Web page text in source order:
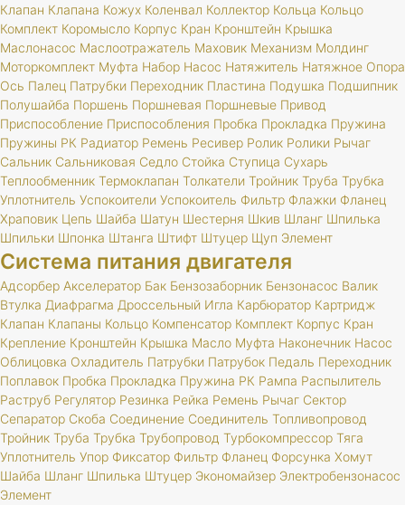
Клапан Клапана Кожух Коленвал Коллектор Кольца Кольцо
Комплект Коромысло Корпус Кран Кронштейн Крышка
Маслонасос Маслоотражатель Маховик Механизм Молдинг
Моторкомплект Муфта Набор Насос Натяжитель Натяжное Опора
Ось Палец Патрубки Переходник Пластина Подушка Подшипник
Полушайба Поршень Поршневая Поршневые Привод
Приспособление Приспособления Пробка Прокладка Пружина
Пружины РК Радиатор Ремень Ресивер Ролик Ролики Рычаг
Сальник Сальниковая Седло Стойка Ступица Сухарь
Теплообменник Термоклапан Толкатели Тройник Труба Трубка
Уплотнитель Успокоители Успокоитель Фильтр Флажки Фланец
Храповик Цепь Шайба Шатун Шестерня Шкив Шланг Шпилька
Шпильки Шпонка Штанга Штифт Штуцер Щуп Элемент
Система питания двигателя
Адсорбер Акселератор Бак Бензозаборник Бензонасос Валик
Втулка Диафрагма Дроссельный Игла Карбюратор Картридж
Клапан Клапаны Кольцо Компенсатор Комплект Корпус Кран
Крепление Кронштейн Крышка Масло Муфта Наконечник Насос
Облицовка Охладитель Патрубки Патрубок Педаль Переходник
Поплавок Пробка Прокладка Пружина РК Рампа Распылитель
Раструб Регулятор Резинка Рейка Ремень Рычаг Сектор
Сепаратор Скоба Соединение Соединитель Топливопровод
Тройник Труба Трубка Трубопровод Турбокомпрессор Тяга
Уплотнитель Упор Фиксатор Фильтр Фланец Форсунка Хомут
Шайба Шланг Шпилька Штуцер Экономайзер Электробензонасос
Элемент